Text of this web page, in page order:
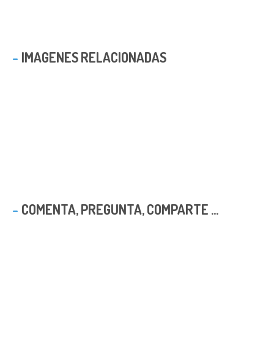
IMAGENES RELACIONADAS
COMENTA, PREGUNTA, COMPARTE ...